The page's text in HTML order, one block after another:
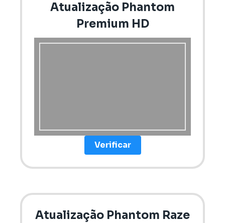
Atualização Phantom
Premium HD
Verificar
Atualização Phantom Raze